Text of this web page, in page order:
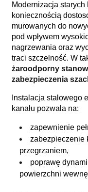
Modernizacja
koniecznością
murowanych do
pod wpływem
nagrzewania oraz
traci szczelność. W
żaroodporny
zabezpieczenia
Instalacja stalowego
kanału pozwala na:
zapewnienie
zabezpieczenie
przegrzaniem,
poprawę
powierzchni